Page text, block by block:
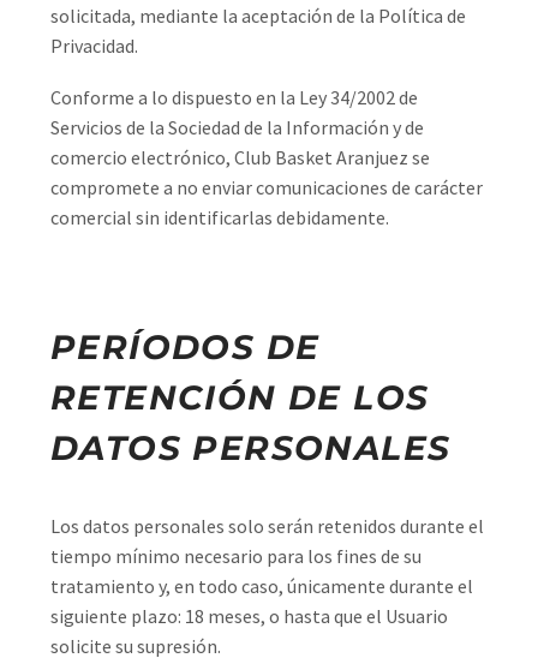
solicitada, mediante la aceptación de la Política de
Privacidad.
Conforme a lo dispuesto en la Ley 34/2002 de
Servicios de la Sociedad de la Información y de
comercio electrónico, Club Basket Aranjuez se
compromete a no enviar comunicaciones de carácter
comercial sin identificarlas debidamente.
PERÍODOS DE
RETENCIÓN DE LOS
DATOS PERSONALES
Los datos personales solo serán retenidos durante el
tiempo mínimo necesario para los fines de su
tratamiento y, en todo caso, únicamente durante el
siguiente plazo: 18 meses, o hasta que el Usuario
solicite su supresión.